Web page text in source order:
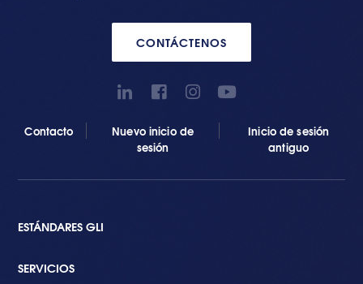
CONTÁCTENOS
Contacto
Nuevo inicio de
sesión
Inicio de sesión
antiguo
ESTÁNDARES GLI
SERVICIOS